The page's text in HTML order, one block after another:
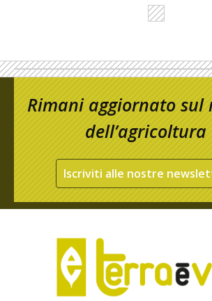
Rimani aggiornato sul
dell’agricoltura
Iscriviti alle nostre